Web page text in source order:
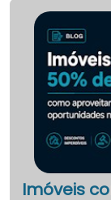
Imóveis